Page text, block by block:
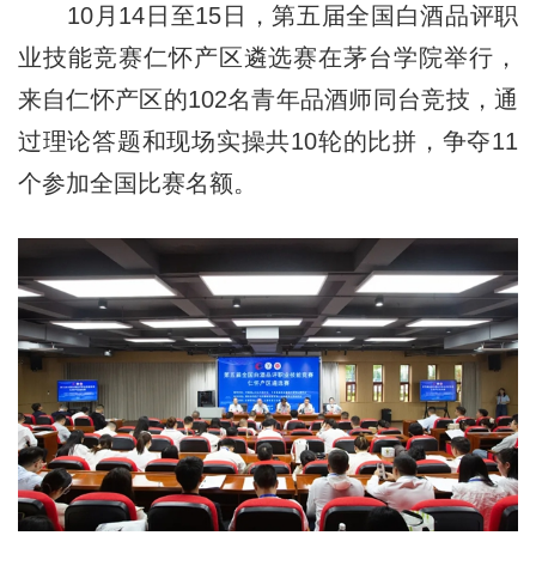
10月14日至15日，第五届全国白酒品评职
业技能竞赛仁怀产区遴选赛在茅台学院举行，
来自仁怀产区的102名青年品酒师同台竞技，通
过理论答题和现场实操共10轮的比拼，争夺11
个参加全国比赛名额。